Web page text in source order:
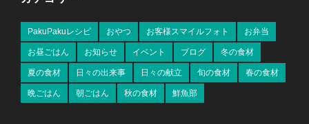
PakuPakuレシピ おやつ お客様スマイルフォト お弁当
お昼ごはん お知らせ イベント ブログ 冬の食材
夏の食材 日々の出来事 日々の献立 旬の食材 春の食材
晩ごはん 朝ごはん 秋の食材 鮮魚部